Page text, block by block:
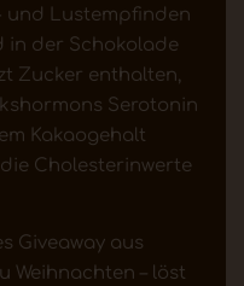
und Lustempfinden
in der Schokolade
Zucker enthalten,
Serotonin
Kakaogehalt
Cholesterinwerte
Giveaway aus
Weihnachten – löst